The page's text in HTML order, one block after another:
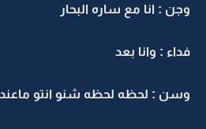
وجن : انا مع ساره البحار
فداء : وانا بعد
وسن : لحظه لحظه شنو انتو